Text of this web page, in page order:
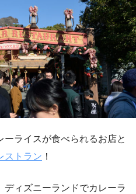
ライスが食べられるお店と
ストラン ！
ィズニーランドでカレーラ